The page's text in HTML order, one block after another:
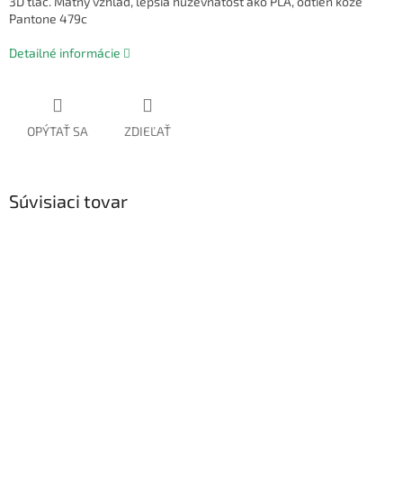
Pantone 479c
Detailné informácie
OPÝTAŤ SA ZDIEĽAŤ
Súvisiaci tovar